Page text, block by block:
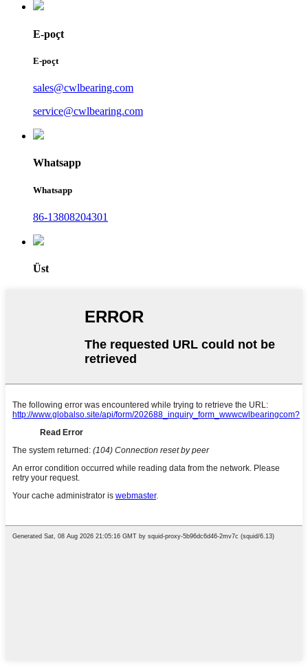
E-poçt
E-poçt
sales@cwlbearing.com
service@cwlbearing.com
Whatsapp
Whatsapp
86-13808204301
Üst